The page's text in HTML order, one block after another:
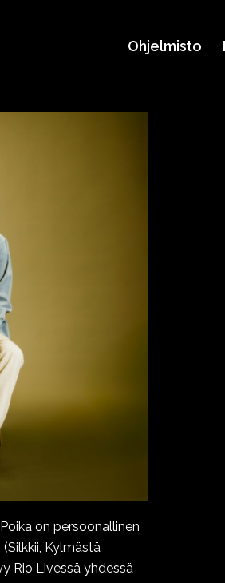
Ohjelmisto
on persoonallinen
Kylmästä
Rio Livessä yhdessä